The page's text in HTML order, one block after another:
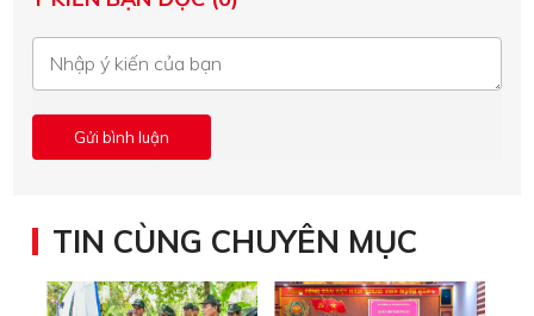
TIN CÙNG CHUYÊN MỤC